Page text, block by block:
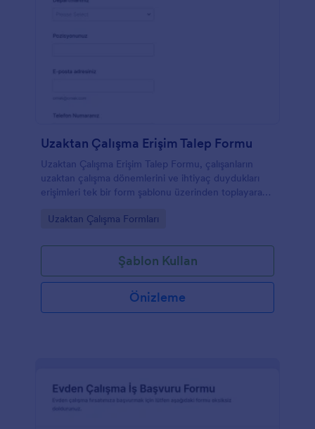
Uzaktan Çalışma Erişim Talep Formu
Uzaktan Çalışma Erişim Talep Formu, çalışanların
uzaktan çalışma dönemlerini ve ihtiyaç duydukları
erişimleri tek bir form şablonu üzerinden toplayarak
sürecini kolaylaştırır.
Go to Category:
Uzaktan Çalışma Formları
Şablon Kullan
Önizleme